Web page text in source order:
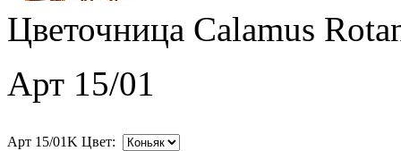
Цветочница Calamus
Арт 15/01
Арт 15/01K Цвет: